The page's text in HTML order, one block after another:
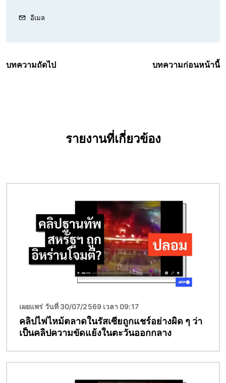
อีเมล
บทความถัดไป บทความก่อนหน้านี้
รายงานที่เกี่ยวข้อง
เผยแพร่ วันที่ 30/07/2569 เวลา 09:17
คลิปไฟไหม้ตลาดในรัสเซียถูกแชร์อย่างผิด ๆ ว่า
เป็นคลิปความขัดแย้งในตะวันออกกลาง